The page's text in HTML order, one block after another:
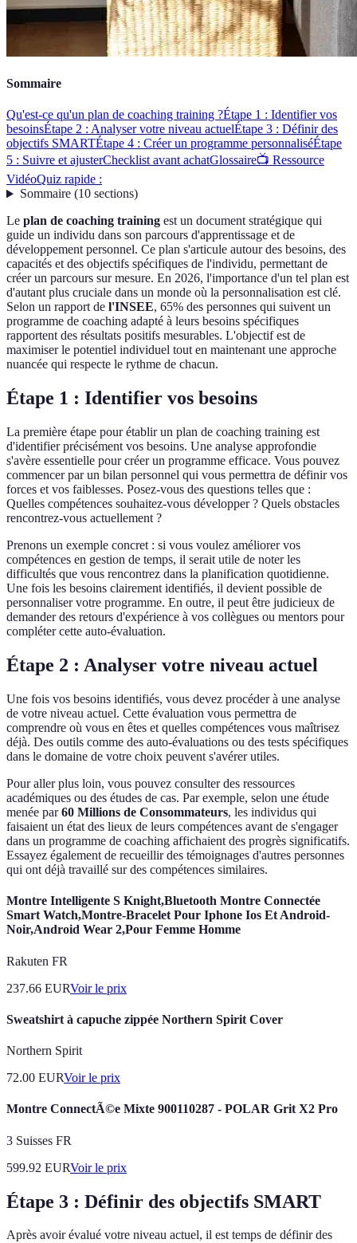
Sommaire
Qu'est-ce qu'un plan de coaching training ?Étape 1 : Identifier vos
besoinsÉtape 2 : Analyser votre niveau actuelÉtape 3 : Définir des
objectifs SMARTÉtape 4 : Créer un programme personnaliséÉtape
5 : Suivre et ajusterChecklist avant achatGlossaire📺 Ressource
VidéoQuiz rapide :
Sommaire(10 sections)
Le plan de coaching training est un document stratégique qui
guide un individu dans son parcours d'apprentissage et de
développement personnel. Ce plan s'articule autour des besoins, des
capacités et des objectifs spécifiques de l'individu, permettant de
créer un parcours sur mesure. En 2026, l'importance d'un tel plan est
d'autant plus cruciale dans un monde où la personnalisation est clé.
Selon un rapport de l'INSEE, 65% des personnes qui suivent un
programme de coaching adapté à leurs besoins spécifiques
rapportent des résultats positifs mesurables. L'objectif est de
maximiser le potentiel individuel tout en maintenant une approche
nuancée qui respecte le rythme de chacun.
Étape 1 : Identifier vos besoins
La première étape pour établir un plan de coaching training est
d'identifier précisément vos besoins. Une analyse approfondie
s'avère essentielle pour créer un programme efficace. Vous pouvez
commencer par un bilan personnel qui vous permettra de définir vos
forces et vos faiblesses. Posez-vous des questions telles que :
Quelles compétences souhaitez-vous développer ? Quels obstacles
rencontrez-vous actuellement ?
Prenons un exemple concret : si vous voulez améliorer vos
compétences en gestion de temps, il serait utile de noter les
difficultés que vous rencontrez dans la planification quotidienne.
Une fois les besoins clairement identifiés, il devient possible de
personnaliser votre programme. En outre, il peut être judicieux de
demander des retours d'expérience à vos collègues ou mentors pour
compléter cette auto-évaluation.
Étape 2 : Analyser votre niveau actuel
Une fois vos besoins identifiés, vous devez procéder à une analyse
de votre niveau actuel. Cette évaluation vous permettra de
comprendre où vous en êtes et quelles compétences vous maîtrisez
déjà. Des outils comme des auto-évaluations ou des tests spécifiques
dans le domaine de votre choix peuvent s'avérer utiles.
Pour aller plus loin, vous pouvez consulter des ressources
académiques ou des études de cas. Par exemple, selon une étude
menée par60 Millions de Consommateurs, les individus qui
faisaient un état des lieux de leurs compétences avant de s'engager
dans un programme de coaching affichaient des progrès significatifs.
Essayez également de recueillir des témoignages d'autres personnes
qui ont déjà travaillé sur des compétences similaires.
Montre Intelligente S Knight,Bluetooth Montre Connectée
Smart Watch,Montre-Bracelet Pour Iphone Ios Et Android-
Noir,Android Wear 2,Pour Femme Homme
Rakuten FR
237.66 EURVoir le prix
Sweatshirt à capuche zippée Northern Spirit Cover
Northern Spirit
72.00 EURVoir le prix
Montre ConnectÃ©e Mixte 900110287 - POLAR Grit X2 Pro
3 Suisses FR
599.92 EURVoir le prix
Étape 3 : Définir des objectifs SMART
Après avoir évalué votre niveau actuel, il est temps de définir des